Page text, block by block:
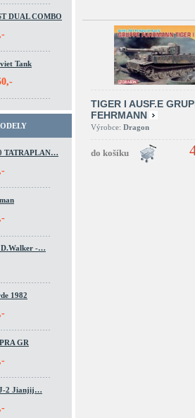
DUAL COMBO
Tank
TATRAPLAN…
D.Walker -…
1982
GR
J-2 Jianjij…
TIGER I AUSF.E
FEHRMANN
Výrobce: Dragon